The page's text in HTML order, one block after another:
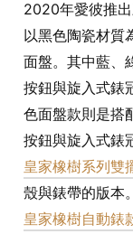
2020年愛彼推
以黑色陶瓷材質
面盤。其中藍、
按鈕與旋入式錶
色面盤款則是搭
按鈕與旋入式錶
皇家橡樹系列雙
殼與錶帶的版本
皇家橡樹自動錶